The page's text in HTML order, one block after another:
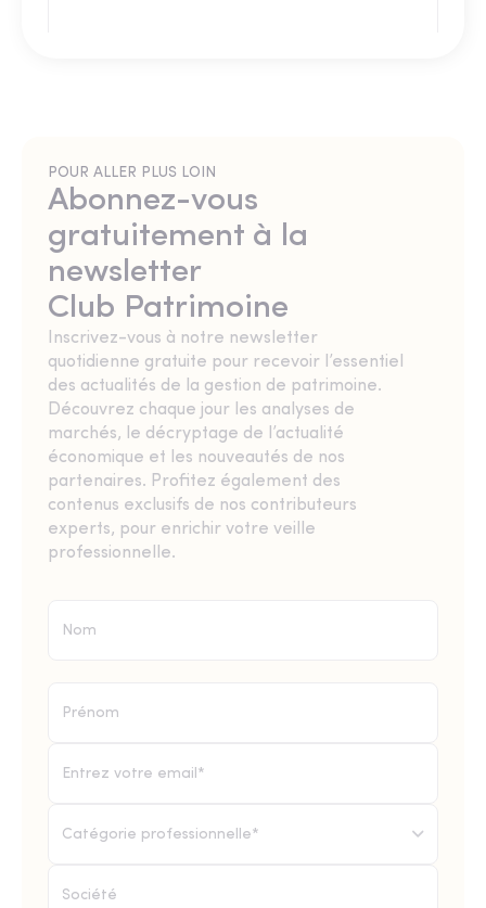
POUR ALLER PLUS LOIN
Abonnez-vous
gratuitement à la
newsletter
Club Patrimoine
Inscrivez-vous à notre newsletter
quotidienne gratuite pour recevoir l’essentiel
des actualités de la gestion de patrimoine.
Découvrez chaque jour les analyses de
marchés, le décryptage de l’actualité
économique et les nouveautés de nos
partenaires. Profitez également des
contenus exclusifs de nos contributeurs
experts, pour enrichir votre veille
professionnelle.
Catégorie professionnelle*